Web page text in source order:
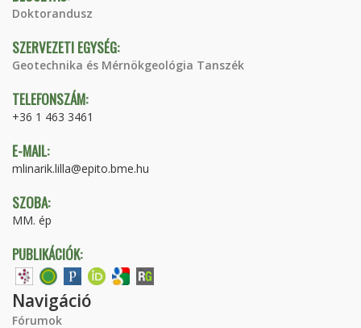
Doktorandusz
SZERVEZETI EGYSÉG:
Geotechnika és Mérnökgeológia Tanszék
TELEFONSZÁM:
+36 1 463 3461
E-MAIL:
mlinarik.lilla@epito.bme.hu
SZOBA:
MM. ép
PUBLIKÁCIÓK:
Navigáció
Fórumok